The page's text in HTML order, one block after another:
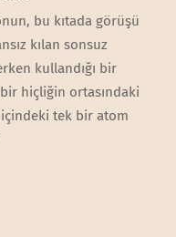
bu kıtada görüşü
kılan sonsuz
kullandığı bir
bir hiçliğin ortasındaki
tek bir atom